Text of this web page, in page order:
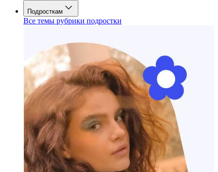
Подросткам
Все темы рубрики подростки